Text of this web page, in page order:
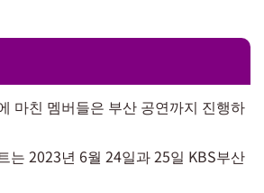
마친 멤버들은 부산 공연까지 진행하
는 2023년 6월 24일과 25일 KBS부산